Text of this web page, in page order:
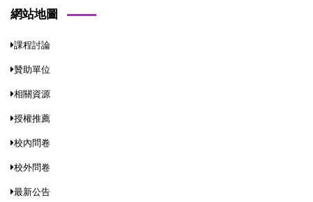
網站地圖
課程討論
贊助單位
相關資源
授權推薦
校內問卷
校外問卷
最新公告